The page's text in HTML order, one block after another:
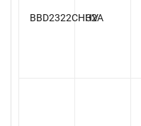
BBD2322CHHV
32A